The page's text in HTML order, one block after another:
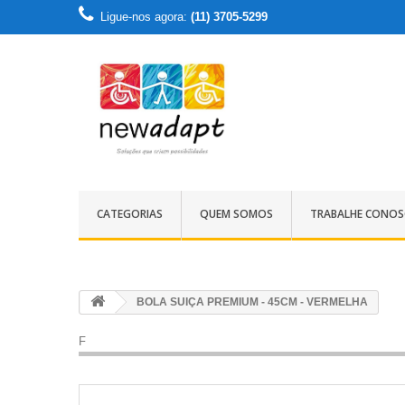
Ligue-nos agora: (11) 3705-5299
CATEGORIAS QUEM SOMOS TRABALHE
BOLA SUIÇA PREMIUM - 45CM - VERMELHA
F